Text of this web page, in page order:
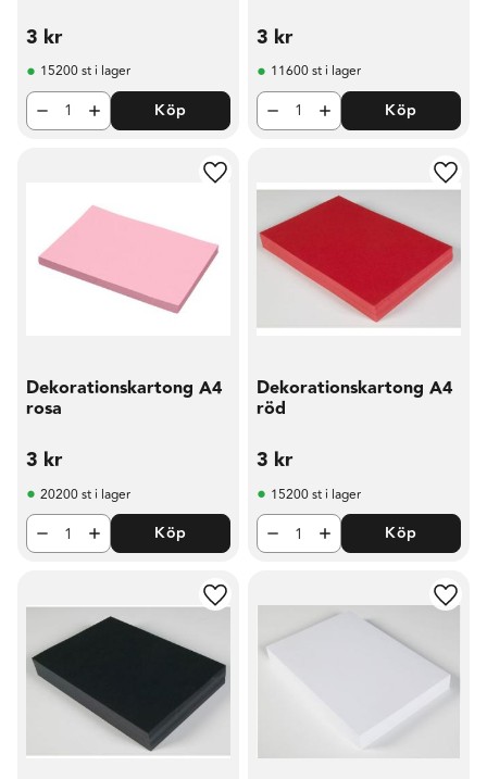
3 kr
15200 st i lager
Köp
3 kr
11600 st i lager
Köp
Dekorationskartong A4
rosa
3 kr
Lägg till i favoriter
20200 st i lager
Köp
Dekorationskartong A4
röd
3 kr
15200 st i lager
Köp
Lägg till i favoriter